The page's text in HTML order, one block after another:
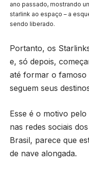
ano passado, mostrando
starlink ao espaço – a
sendo liberado.
Portanto, os
e, só depois,
até formar o
seguem seus
Esse é o motivo
nas redes sociais
Brasil, parece que
de nave alongada.